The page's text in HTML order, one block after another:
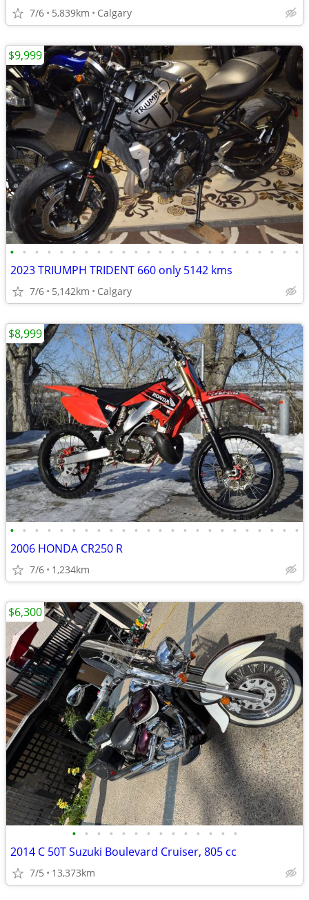
7/6 5,839km Calgary
• • • • • • • • • • • • • • • • • • • • • • • •
2023 TRIUMPH TRIDENT 660 only 5142 kms
7/6 5,142km Calgary
$9,999
• • • • • • • • • • • • • • • • • • • • • • • •
2006 HONDA CR250 R
7/6 1,234km
$8,999
• • • • • • • • • • • • • •
2014 C 50T Suzuki Boulevard Cruiser, 805 cc
7/5 13,373km
$6,300